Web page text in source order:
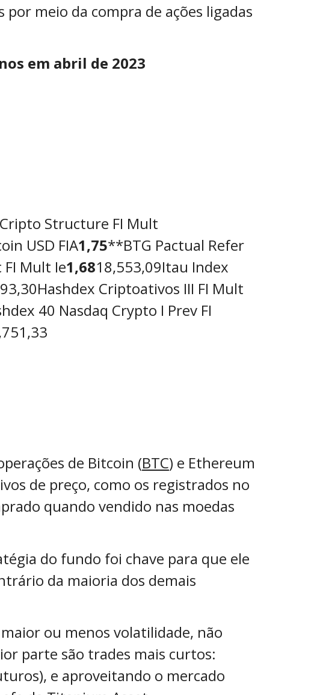
meio da compra de ações ligadas
em abril de 2023
Structure FI Mult
USD FIA1,75**BTG Pactual Refer
FI Mult Ie1,6818,553,09Itau Index
Criptoativos III FI Mult
40 Nasdaq Crypto I Prev FI
de Bitcoin (BTC) e Ethereum
de preço, como os registrados no
quando vendido nas moedas
do fundo foi chave para que ele
da maioria dos demais
ou menos volatilidade, não
parte são trades mais curtos:
e aproveitando o mercado